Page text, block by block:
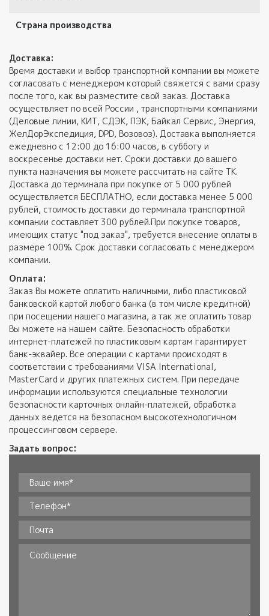
Страна производства
Доставка:
Время доставки и выбор транспортной компании вы можете
согласовать с менеджером который свяжется с вами сразу
после того, как вы разместите свой заказ. Доставка
осуществляет по всей России , транспортными компаниями
(Деловые линии, КИТ, СДЭК, ПЭК, Байкал Сервис, Энергия,
ЖелДорЭкспедиция, DPD, Возовоз). Доставка выполняется
ежедневно с 12:00 до 16:00 часов, в субботу и
воскресенье доставки нет. Сроки доставки до вашего
пункта назначения вы можете рассчитать на сайте ТК.
Доставка до терминала при покупке от 5 000 рублей
осуществляется БЕСПЛАТНО, если доставка менее 5 000
рублей, стоимость доставки до терминала транспортной
компании составляет 300 рублей.При покупке товаров,
имеющих статус "под заказ", требуется внесение оплаты в
размере 100%. Срок доставки согласовать с менеджером
компании.
Оплата:
Заказ Вы можете оплатить наличными, либо пластиковой
банковской картой любого банка (в том числе кредитной)
при посещении нашего магазина, а так же оплатить товар
Вы можете на нашем сайте. Безопасность обработки
интернет-платежей по пластиковым картам гарантирует
банк-эквайер. Все операции с картами происходят в
соответствии с требованиями VISA International,
MasterCard и других платежных систем. При передаче
информации используются специальные технологии
безопасности карточных онлайн-платежей, обработка
данных ведется на безопасном высокотехнологичном
процессинговом сервере.
Задать вопрос:
Ваше имя**
Телефон*
Почта